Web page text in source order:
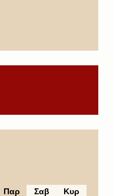
Παρ Σαβ Κυρ